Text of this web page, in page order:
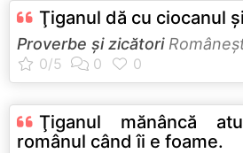
Ţiganul dă cu ciocanul
Proverbe și zicători
Ţiganul mănâncă
românul când îi e foame.